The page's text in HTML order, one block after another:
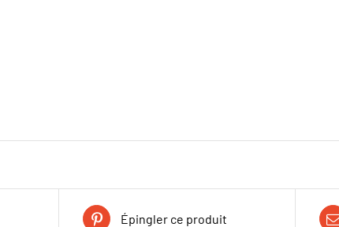
Épingler ce produit